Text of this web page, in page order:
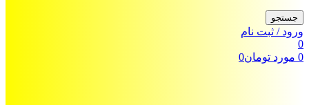
جستجو
ورود / ثبت نام
0
0 مورد تومان0